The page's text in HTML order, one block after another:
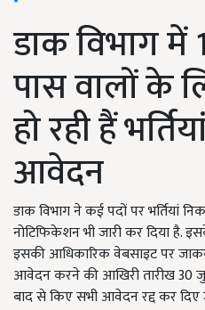
डाक विभाग में
पास वालों के
हो रही हैं
आवेदन
डाक विभाग ने कई पदों पर भर्तियां
नोटिफिकेशन भी जारी कर दिया है.
इसकी आधिकारिक वेबसाइट पर
आवेदन करने की आखिरी तारीख 30
बाद से किए सभी आवेदन रद्द कर दिए